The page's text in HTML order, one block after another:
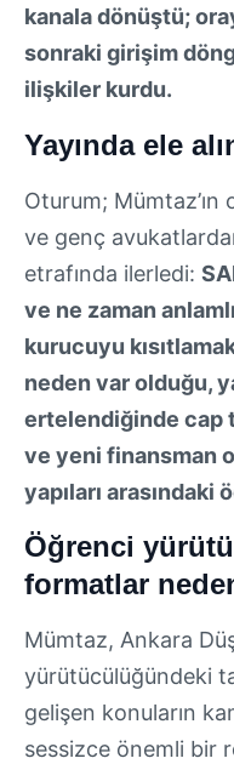
kanala dönüştü;
sonraki girişim
ilişkiler kurdu.
Yayında ele
Oturum; Mümtaz’ın
ve genç
etrafında ilerledi:
ve ne zaman
kurucuyu
neden var olduğu,
ertelendiğinde cap
ve yeni finansman
yapıları arasındaki
Öğrenci
formatlar
Mümtaz, Ankara
yürütücülüğündeki
gelişen konuların
sessizce önemli bir